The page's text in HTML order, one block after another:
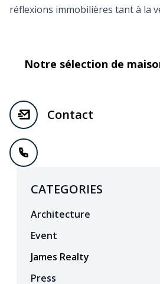
réflexions immobilières tant à la
Notre sélection de
Contact
CATEGORIES
Architecture
Event
James Realty
Press